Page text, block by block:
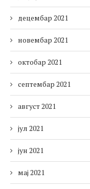
децембар 2021
новембар 2021
октобар 2021
септембар 2021
август 2021
јул 2021
јун 2021
мај 2021